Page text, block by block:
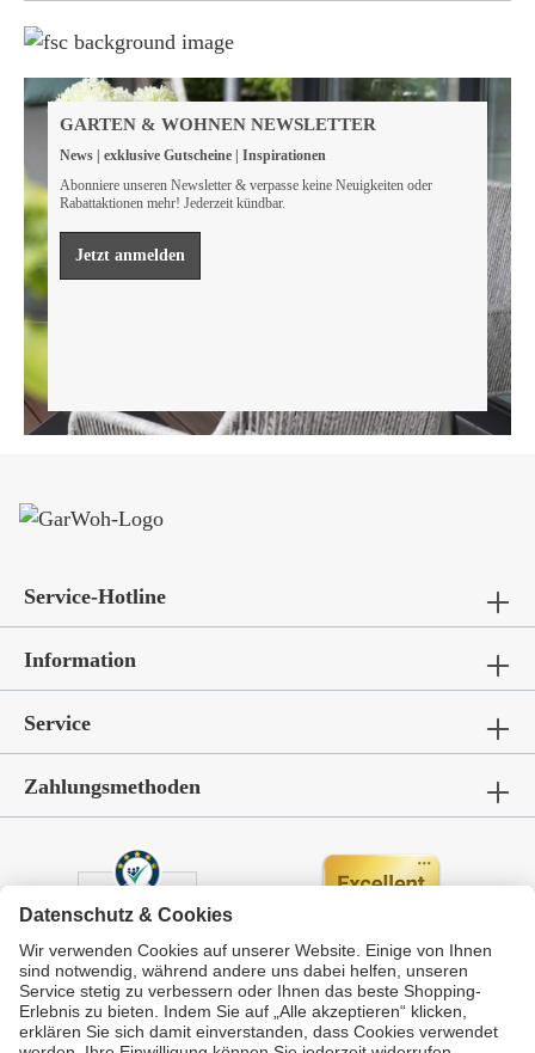
Wir sind FSC® zertifiziert
leisten müssen, um unsere natürlichen Ressourcen zu
bewahren.
Mehr erfahren
GARTEN & WOHNEN NEWSLETTER
News | exklusive Gutscheine | Inspirationen
Abonniere unseren Newsletter & verpasse keine Neuigkeiten oder
Rabattaktionen mehr! Jederzeit kündbar.
Jetzt anmelden
Service-Hotline
Information
Service
Zahlungsmethoden